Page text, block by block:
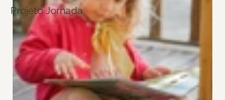
Projeto Jornada